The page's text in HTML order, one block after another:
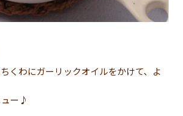
くわにガーリックオイルをかけて、よ
ー♪